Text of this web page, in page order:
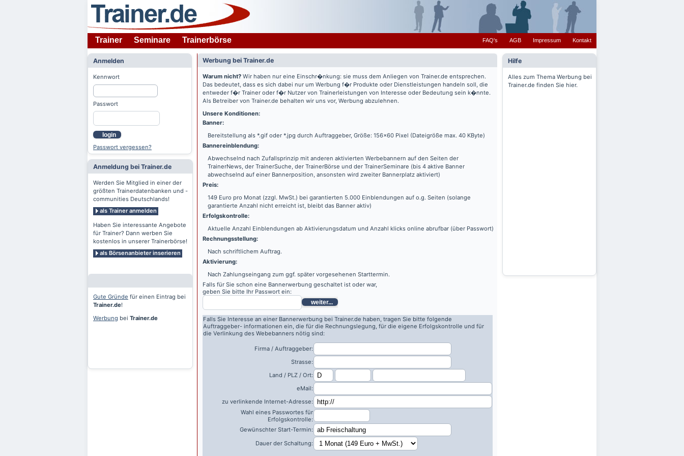
Trainer Seminare Trainerbörse FAQ's AGB Impressum Kontakt
Anmelden
Kennwort
Passwort
login
Passwort vergessen?
Anmeldung bei Trainer.de
Werden Sie Mitglied in einer der
größten Trainerdatenbanken und -
communities Deutschlands!
als Trainer anmelden
Haben Sie interessante Angebote
für Trainer? Dann werben Sie
kostenlos in unserer Trainerbörse!
als Börsenanbieter inserieren
Gute Gründe für einen Eintrag bei
Trainer.de!
Werbung bei Trainer.de
Hilfe
Alles zum Thema Werbung bei
Trainer.de finden Sie hier.
Werbung bei Trainer.de
Warum nicht? Wir haben nur eine Einschr�nkung: sie muss dem Anliegen von Trainer.de entsprechen.
Das bedeutet, dass es sich dabei nur um Werbung f�r Produkte oder Dienstleistungen handeln soll, die
entweder f�r Trainer oder f�r Nutzer von Trainerleistungen von Interesse oder Bedeutung sein k�nnte.
Als Betreiber von Trainer.de behalten wir uns vor, Werbung abzulehnen.
Unsere Konditionen:
Banner:
Bereitstellung als *.gif oder *.jpg durch Auftraggeber, Größe: 156x60 Pixel (Dateigröße max. 40 KByte)
Bannereinblendung:
Abwechselnd nach Zufallsprinzip mit anderen aktivierten Werbebannern auf den Seiten der
TrainerNews, der TrainerSuche, der TrainerBörse und der TrainerSeminare (bis 4 aktive Banner
abwechselnd auf einer Bannerposition, ansonsten wird zweiter Bannerplatz aktiviert)
Preis:
149 Euro pro Monat (zzgl. MwSt.) bei garantierten 5.000 Einblendungen auf o.g. Seiten (solange
garantierte Anzahl nicht erreicht ist, bleibt das Banner aktiv)
Erfolgskontrolle:
Aktuelle Anzahl Einblendungen ab Aktivierungsdatum und Anzahl klicks online abrufbar (über Passwort)
Rechnungsstellung:
Nach schriftlichem Auftrag.
Aktivierung:
Nach Zahlungseingang zum ggf. später vorgesehenen Starttermin.
Falls für Sie schon eine Bannerwerbung geschaltet ist oder war,
geben Sie bitte Ihr Passwort ein:
weiter...
Falls Sie Interesse an einer Bannerwerbung bei Trainer.de haben, tragen Sie bitte folgende
Auftraggeber- informationen ein, die für die Rechnungslegung, für die eigene Erfolgskontrolle und für
die Verlinkung des Webebanners nötig sind:
Firma / Auftraggeber:
Strasse:
Land / PLZ / Ort:
eMail:
zu verlinkende Internet-Adresse:
Wahl eines Passwortes für
Erfolgskontrolle:
Gewünschter Start-Termin:
Dauer der Schaltung: